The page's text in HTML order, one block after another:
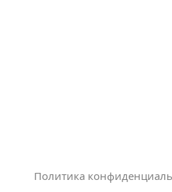
Политика